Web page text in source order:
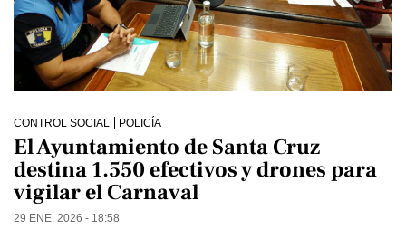
CONTROL SOCIAL POLICÍA
El Ayuntamiento de Santa Cruz
destina 1.550 efectivos y drones para
vigilar el Carnaval
29 ENE. 2026 - 18:58